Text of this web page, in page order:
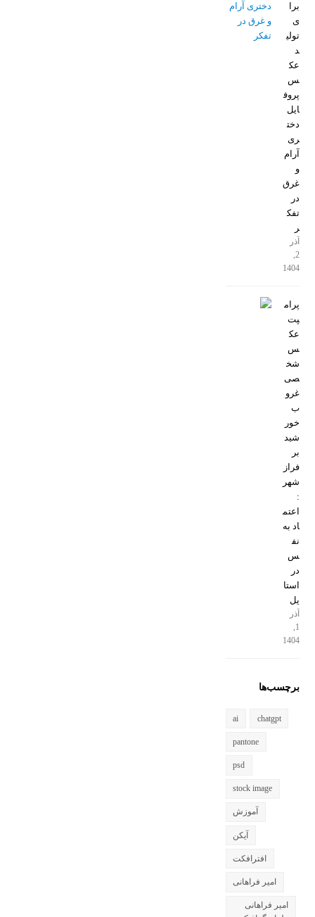
برا
ی
تولی
د
عک
س
پروف
ایل
دخت
ری
آرام
و
غرق
در
تفک
ر
آذر
2,
1404
پرام
پت
عک
س
شخ
صی
غرو
ب
خور
شید
بر
فراز
شهر
:
اعتم
اد به
نف
س
در
استا
یل
آذر
1,
1404
برچسب‌ها
ai chatgpt
pantone
psd
stock image
آموزش
آیکن
افترافکت
امیر فراهانی
امیر فراهانی